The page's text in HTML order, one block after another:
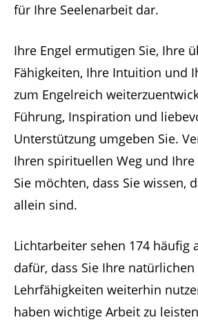
für Ihre Seelenarbeit dar.
Ihre Engel ermutigen Sie, Ihre
Fähigkeiten, Ihre Intuition und
zum Engelreich
Führung, Inspiration und
Unterstützung umgeben Sie.
Ihren spirituellen Weg und Ihre
Sie möchten, dass Sie wissen,
allein sind.
Lichtarbeiter sehen 174 häufig
dafür, dass Sie Ihre
Lehrfähigkeiten weiterhin
haben wichtige Arbeit zu